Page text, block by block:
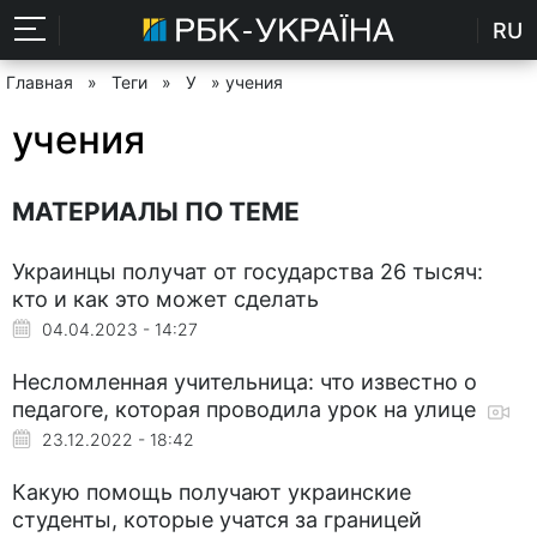
RU
Главная » Теги » У » учения
учения
МАТЕРИАЛЫ ПО ТЕМЕ
Украинцы получат от государства 26 тысяч:
кто и как это может сделать
04.04.2023 - 14:27
Несломленная учительница: что известно о
педагоге, которая проводила урок на улице
23.12.2022 - 18:42
Какую помощь получают украинские
студенты, которые учатся за границей